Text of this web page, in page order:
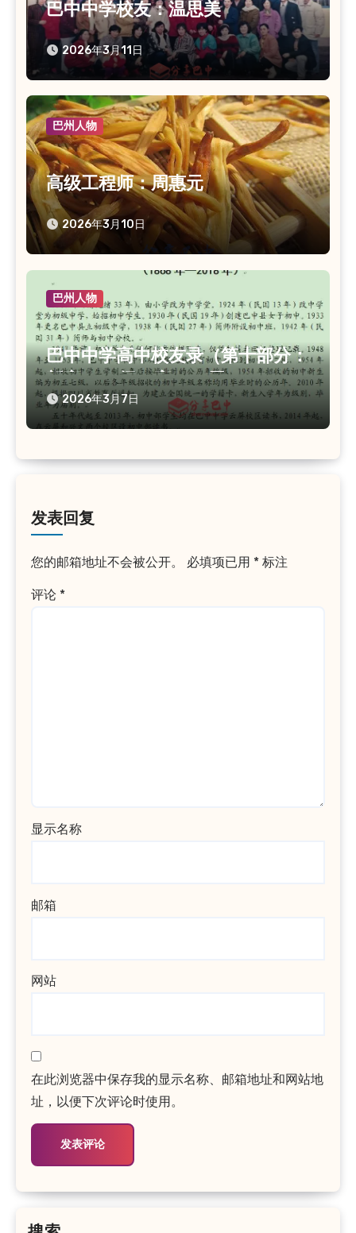
巴中中学校友：温思美
2026年3月11日
巴州人物
高级工程师：周惠元
2026年3月10日
巴州人物
巴中中学高中校友录（第十部分：
新高2010级（高2013届））
2026年3月7日
发表回复
您的邮箱地址不会被公开。 必填项已用 * 标注
评论 *
显示名称
邮箱
网站
在此浏览器中保存我的显示名称、邮箱地址和网站地
址，以便下次评论时使用。